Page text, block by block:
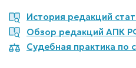
История редакций
Обзор редакций АПК
Судебная практика по